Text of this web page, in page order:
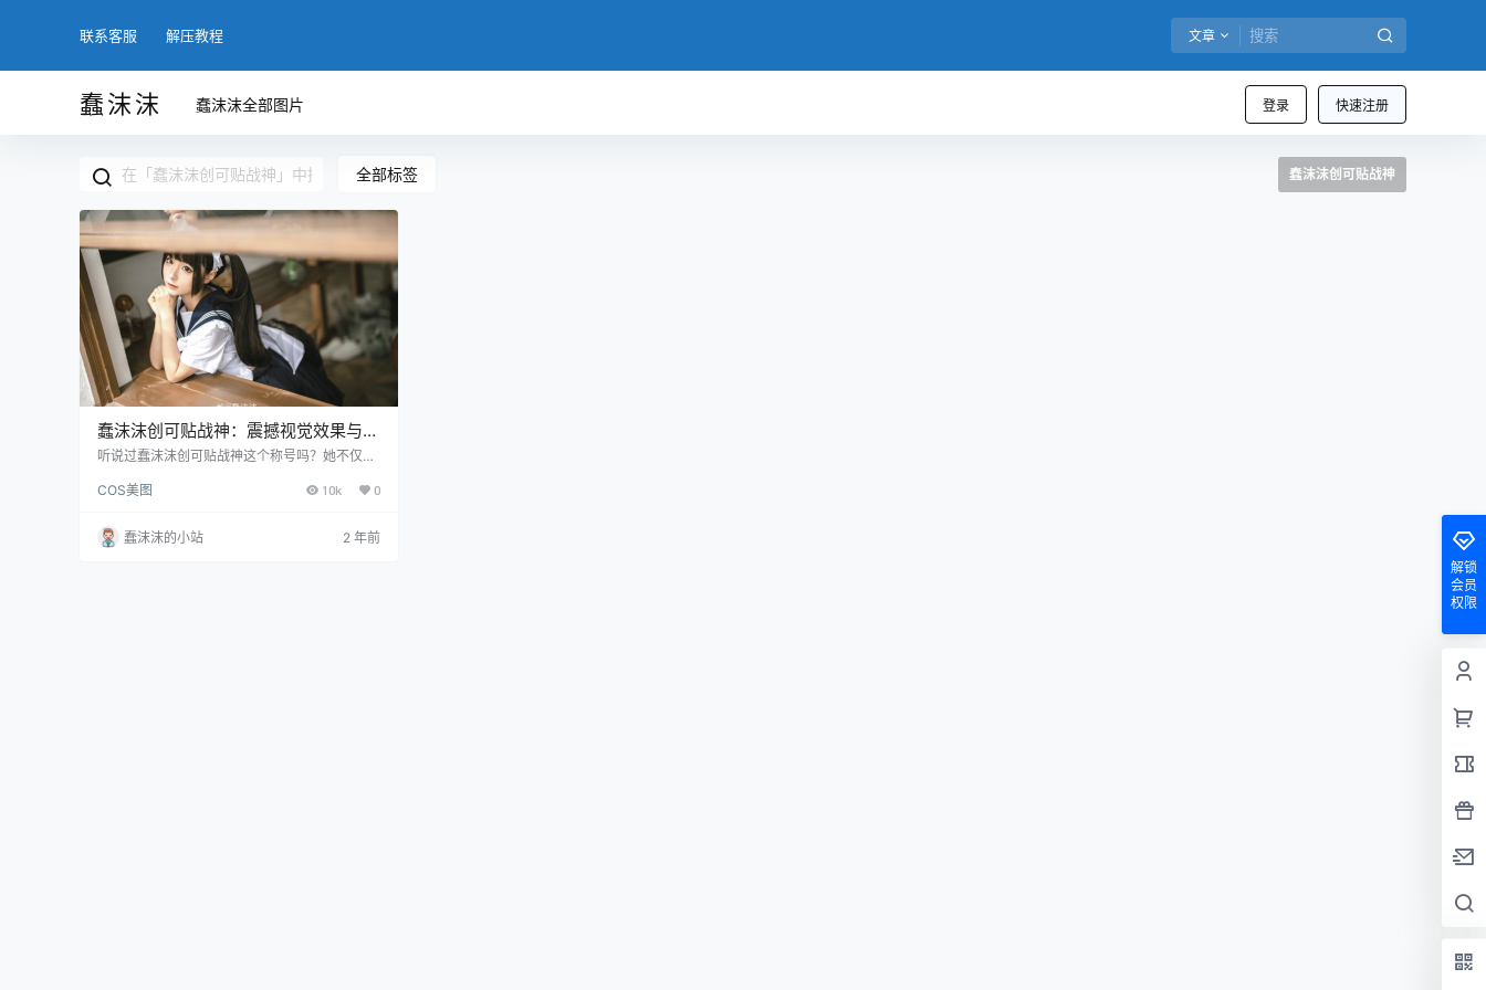
联系客服 解压教程 文章
蠢沫沫 登录 快速注册
蠢沫沫全部图片
全部标签 蠢沫沫创可贴战神
蠢沫沫创可贴战神：震撼视觉效果与超
高颜值的完美融合
听说过蠢沫沫创可贴战神这个称号吗？她不仅是
影作品赢得了众多粉丝的喜爱。在她的作品中，
形式，为她的摄影作品增添了独特的魅力和视觉
冲击力。 资源获取： 蠢沫沫全部摄影作品，前
COS美图 10k 0
蠢沫沫的小站
2 年前
解锁
会员
权限